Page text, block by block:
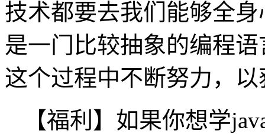
技术都要去我们能够全
是一门比较抽象的编程
这个过程中不断努力，
【福利】如果你想学